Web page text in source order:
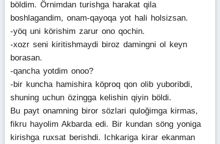
böldim. Örnimdan turishga harakat qila
boshlagandim, onam-qayoqa yot hali holsizsan.
-yöq uni körishim zarur ono qochin.
-xozr seni kiritishmaydi biroz damingni ol keyn
borasan.
-qancha yotdim onoo?
-bir kuncha hamishira köproq qon olib yuboribdi,
shuning uchun özingga kelishin qiyin böldi.
Bu payt onamning biror sözlari quloğimga kirmas,
fikru hayolim Akbarda edi. Bir kundan söng yoniga
kirishga ruxsat berishdi. Ichkariga kirar ekanman